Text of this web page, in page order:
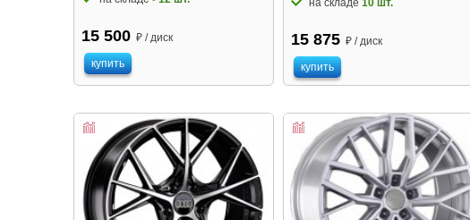
15 500 ₽ / диск
купить
на складе 10 шт.
15 875 ₽ / диск
купить